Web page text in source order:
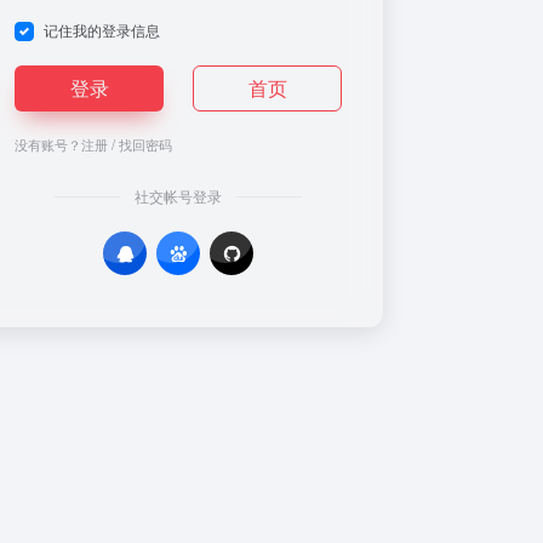
记住我的登录信息
登录 首页
没有账号？注册/找回密码
社交帐号登录